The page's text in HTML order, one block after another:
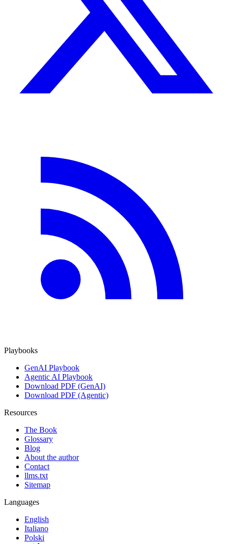
Playbooks
GenAI Playbook
Agentic AI Playbook
Download PDF (GenAI)
Download PDF (Agentic)
Resources
The Book
Glossary
Blog
About the author
Contact
llms.txt
Sitemap
Languages
English
Italiano
Polski